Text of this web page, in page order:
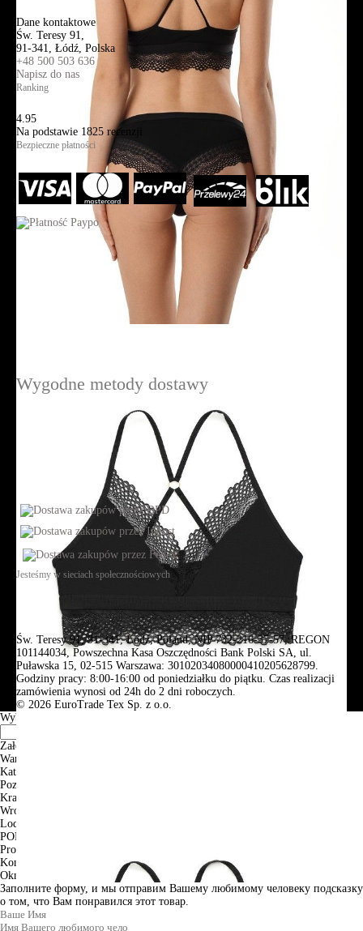
Dane kontaktowe
Św. Teresy 91,
91-341, Łódź, Polska
+48 500 503 636
Napisz do nas
Ranking
4.95
Na podstawie 1825 recenzji
Bezpieczne płatności
Wygodne metody dostawy
Jesteśmy w sieciach społecznościowych
Św. Teresy 91, 91-341, Łódź, Poland, NIP 732-216-37-57, REGON
101144034, Powszechna Kasa Oszczędności Bank Polski SA, ul.
Puławska 15, 02-515 Warszawa: 30102034080000410205628799.
Godziny pracy: 8:00-16:00 od poniedziałku do piątku. Czas realizacji
zamówienia wynosi od 24h do 2 dni roboczych.
© 2026 EuroTrade Tex Sp. z o.o.
Wybierz miasta
Założenia
Warszawa
Katowice
Poznan
Krakow
Wroclaw
Lodz
PODGLĄD
Produkt w koszyku
Kontynuuj zakupy
ZAMÓWIENIE
Okno informacyjne
Заполните форму, и мы отправим Вашему любимому человеку подсказку
о том, что Вам понравился этот товар.